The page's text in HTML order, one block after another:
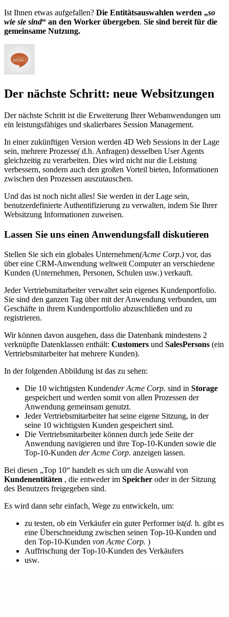
Ist Ihnen etwas aufgefallen? Die Entitätsauswahlen werden „so
wie sie sind“ an den Worker übergeben. Sie sind bereit für die
gemeinsame Nutzung.
Der nächste Schritt: neue Websitzungen
Der nächste Schritt ist die Erweiterung Ihrer Webanwendungen um
ein leistungsfähiges und skalierbares Session Management.
In einer zukünftigen Version werden 4D Web Sessions in der Lage
sein, mehrere Prozesse(d.h. Anfragen) desselben User Agents
gleichzeitig zu verarbeiten. Dies wird nicht nur die Leistung
verbessern, sondern auch den großen Vorteil bieten, Informationen
zwischen den Prozessen auszutauschen.
Und das ist noch nicht alles! Sie werden in der Lage sein,
benutzerdefinierte Authentifizierung zu verwalten, indem Sie Ihrer
Websitzung Informationen zuweisen.
Lassen Sie uns einen Anwendungsfall diskutieren
Stellen Sie sich ein globales Unternehmen(Acme Corp.) vor, das
über eine CRM-Anwendung weltweit Computer an verschiedene
Kunden (Unternehmen, Personen, Schulen usw.) verkauft.
Jeder Vertriebsmitarbeiter verwaltet sein eigenes Kundenportfolio.
Sie sind den ganzen Tag über mit der Anwendung verbunden, um
Geschäfte in ihrem Kundenportfolio abzuschließen und zu
registrieren.
Wir können davon ausgehen, dass die Datenbank mindestens 2
verknüpfte Datenklassen enthält: Customers und SalesPersons (ein
Vertriebsmitarbeiter hat mehrere Kunden).
In der folgenden Abbildung ist das zu sehen:
Die 10 wichtigsten Kundender Acme Corp. sind in Storage
gespeichert und werden somit von allen Prozessen der
Anwendung gemeinsam genutzt.
Jeder Vertriebsmitarbeiter hat seine eigene Sitzung, in der
seine 10 wichtigsten Kunden gespeichert sind.
Die Vertriebsmitarbeiter können durch jede Seite der
Anwendung navigieren und ihre Top-10-Kunden sowie die
Top-10-Kunden der Acme Corp. anzeigen lassen.
Bei diesen „Top 10“ handelt es sich um die Auswahl von
Kundenentitäten , die entweder im Speicher oder in der Sitzung
des Benutzers freigegeben sind.
Es wird dann sehr einfach, Wege zu entwickeln, um:
zu testen, ob ein Verkäufer ein guter Performer ist(d. h. gibt es
eine Überschneidung zwischen seinen Top-10-Kunden und
den Top-10-Kunden von Acme Corp. )
Auffrischung der Top-10-Kunden des Verkäufers
usw.